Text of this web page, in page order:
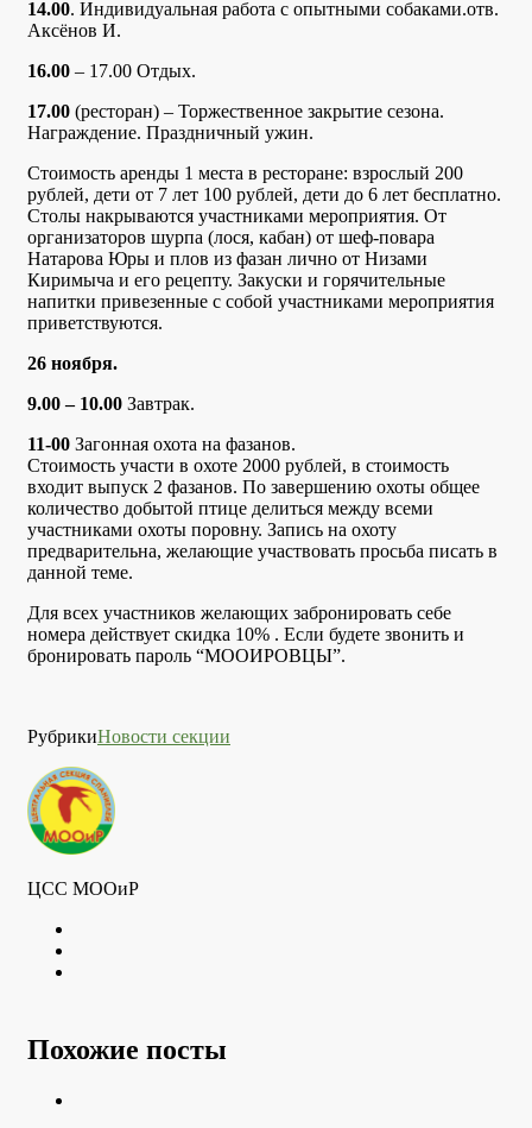
14.00. Индивидуальная работа с опытными собаками.отв.
Аксёнов И.
16.00 – 17.00 Отдых.
17.00 (ресторан) – Торжественное закрытие сезона.
Награждение. Праздничный ужин.
Стоимость аренды 1 места в ресторане: взрослый 200
рублей, дети от 7 лет 100 рублей, дети до 6 лет бесплатно.
Столы накрываются участниками мероприятия. От
организаторов шурпа (лося, кабан) от шеф-повара
Натарова Юры и плов из фазан лично от Низами
Киримыча и его рецепту. Закуски и горячительные
напитки привезенные с собой участниками мероприятия
приветствуются.
26 ноября.
9.00 – 10.00 Завтрак.
11-00 Загонная охота на фазанов.
Стоимость участи в охоте 2000 рублей, в стоимость
входит выпуск 2 фазанов. По завершению охоты общее
количество добытой птице делиться между всеми
участниками охоты поровну. Запись на охоту
предварительна, желающие участвовать просьба писать в
данной теме.
Для всех участников желающих забронировать себе
номера действует скидка 10% . Если будете звонить и
бронировать пароль “МООИРОВЦЫ”.
РубрикиНовости секции
ЦСС МООиР
Похожие посты